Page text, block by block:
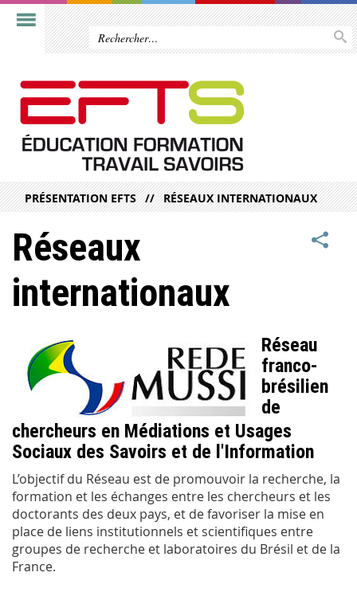
PRÉSENTATION EFTS RÉSEAUX INTERNATIONAUX
Réseaux
internationaux
Réseau
franco-
brésilien
de
chercheurs en Médiations et Usages
Sociaux des Savoirs et de l'Information
L’objectif du Réseau est de promouvoir la recherche, la
formation et les échanges entre les chercheurs et les
doctorants des deux pays, et de favoriser la mise en
place de liens institutionnels et scientifiques entre
groupes de recherche et laboratoires du Brésil et de la
France.